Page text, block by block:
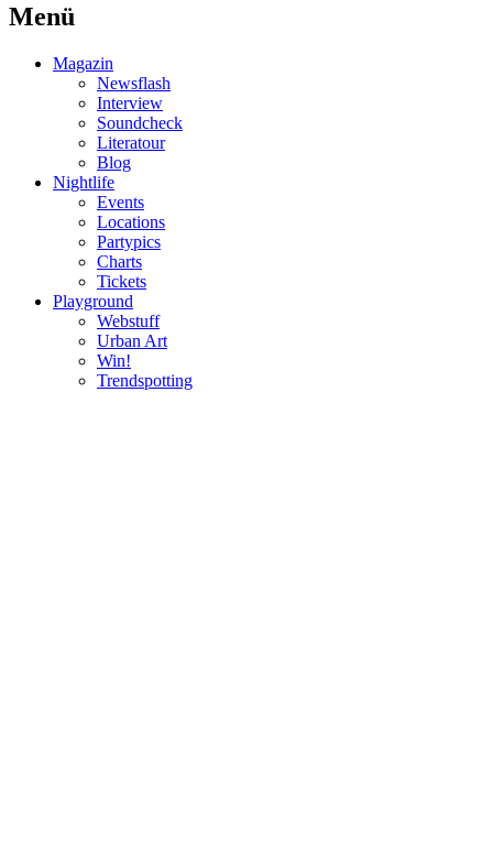
Menü
Magazin
Newsflash
Interview
Soundcheck
Literatour
Blog
Nightlife
Events
Locations
Partypics
Charts
Tickets
Playground
Webstuff
Urban Art
Win!
Trendspotting